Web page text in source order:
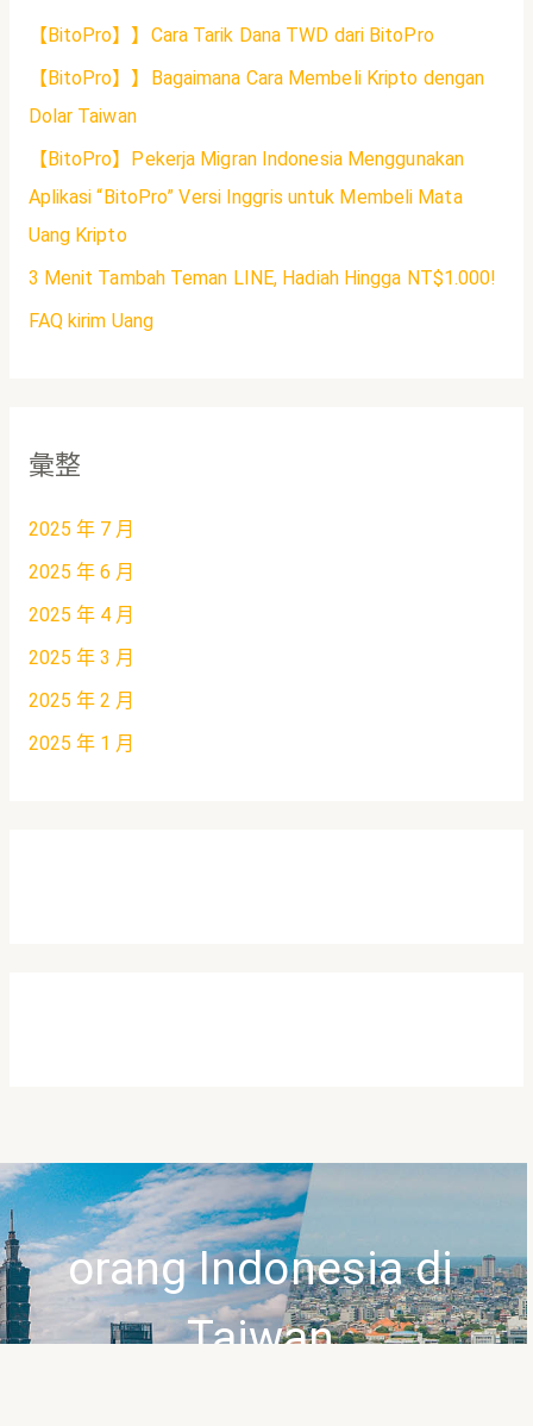
【BitoPro】】Cara Tarik Dana TWD dari BitoPro
【BitoPro】】Bagaimana Cara Membeli Kripto dengan
Dolar Taiwan
【BitoPro】Pekerja Migran Indonesia Menggunakan
Aplikasi “BitoPro” Versi Inggris untuk Membeli Mata
Uang Kripto
3 Menit Tambah Teman LINE, Hadiah Hingga NT$1.000!
FAQ kirim Uang
彙整
2025 年 7 月
2025 年 6 月
2025 年 4 月
2025 年 3 月
2025 年 2 月
2025 年 1 月
orang Indonesia di
Taiwan